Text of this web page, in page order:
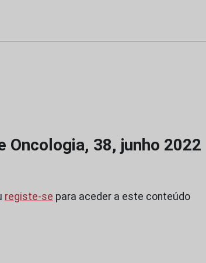
Oncologia, 38, junho 2022
registe-se para aceder a este conteúdo